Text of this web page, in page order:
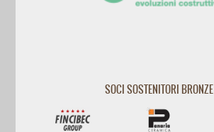
SOCI SOSTENITORI BRONZE